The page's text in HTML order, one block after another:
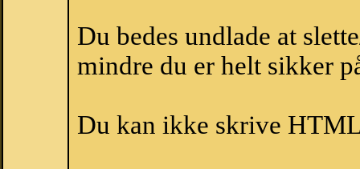
Du bedes undlade at
mindre du er helt sikker
Du kan ikke skrive